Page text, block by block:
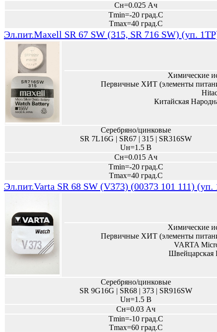
Сн=0.025 Ач
Tmin=-20 град.С
Tmax=40 град.С
Эл.пит.Maxell SR 67 SW (315, SR 716 SW) (уп.
Химические
Первичные ХИТ (элементы
Китайская
Серебряно/цинковые
SR 7L16G | SR67 | 315 | SR316SW
Uн=1.5 В
Сн=0.015 Ач
Tmin=-20 град.С
Tmax=40 град.С
Эл.пит.Varta SR 68 SW (V373) (00373 101 111) (уп.
Химические
Первичные ХИТ (элементы
VARTA
Швейцарская
Серебряно/цинковые
SR 9G16G | SR68 | 373 | SR916SW
Uн=1.5 В
Сн=0.03 Ач
Tmin=-10 град.С
Tmax=60 град.С